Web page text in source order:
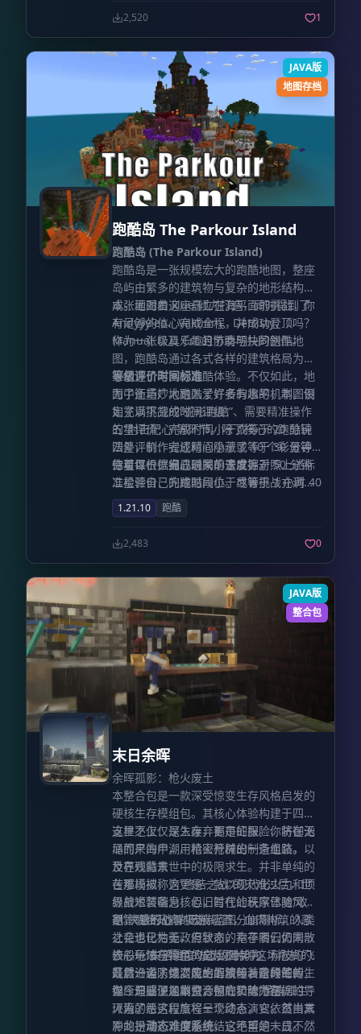
概览** * **完美复刻原版 Minecraft 的
项，包括自动调整模式。 * 具备多级缩放
功能，视野掌控随心所欲。 * 两种地图形
状可供选择：**方形或圆形**。 * **性能
优化卓越**，运行流畅度超越市面上绝大
多数同类竞品。 * 通过“更改位置”设置，
你可以将地图安置在屏幕的任意角落。甚
至支持以 1 像素为单位的微调，这在与其
他 UI 模组共存时尤为实用。 * 两种方块
颜色模式：**原版模式**（采用原版地图
颜色）和 **精准模式**（直接采用方块纹
理和生物群系的颜色）。你还可以在原版
模式下单独开启生物群系着色。 * 支持自
定义按键（默认为 Z 键）暂时放大地图，
以便更清晰地观察周围环境。**所有按键
绑定均位于原版控制菜单中。** 此外，你
还可以定制放大时的行为，例如让地图居
中显示或自动切换至最大缩放级别。 * 通
过“地形深度”和“地形坡度”设置，你可以自
定义地图的阴影效果，增强立体感。 * 与
**Xaero的世界地图 (Xaero's World
Map)** 完美兼容。默认情况下，它会直
接调用世界地图模组生成的纹理，而非重
复加载，从而在使用双模组时显著提升性
能。 * 支持服务端配置，并提供游戏内 UI
界面。你可以实时管控服务器上玩家使用
模组的权限。支持基于等级/权限系统的管
理
兼容 FTB Ranks、Odyssey Roles、
LuckPerms 以及通用权限 API。 * 支持通
过绑定特定物品来限制小地图的使用。例
如，在配置文件中添加
`minimapItemId:minecraft:compass`，
即可实现只有当玩家在快捷栏持有或装备
指南针时，小地图才会显示。 * 引入药水
效果机制，用于控制服务器/地图中玩家的
小地图功能权限。目前支持的效果包括：
`xaerominimap:no_minimap`（禁用地
图）、
雷达）、
`xaerominimap:no_waypoints`（禁用路
径点）、
`xaerominimap:no_cave_maps`（禁用
洞穴图）。这些效果默认为中性，但你也
可以通过在 ID 后添加 `_harmful`（如
`xaerominimap:no_entity_radar_harmful`）
将其指定为有害类型。 * 已被翻译成多种
语言，打破语言壁垒。 * 支持 **锁定北方
** 选项，停止地图旋转，转而用箭头指示
角色朝向。 * 得益于 **自动洞穴模式
**，无论是地表还是地下探索均能应对自
如。该模式在进入建筑物内部时也应能自
动激活。你可以自定义触发洞穴模式所需
的“实体屋顶”尺寸。例如，设置 3x3 及以
上的屋顶尺寸，可以防止你在砍树站在原
独属于空岛生活的悠闲与自在。
2,520 1
JAVA版
地图存档
跑酷岛 The Parkour Island
跑酷岛 (The Parkour Island)
跑酷岛是一张规模宏大的跑酷地图，整座
岛屿由繁多的建筑物与复杂的地形结构组
成。面对着这座矗立在海平面的挑战，你
有足够的信心完成全程，并成功登顶吗？
本张地图由 klue 倾力打造，同时得到了
Andyyyleo、Vaktinm、Detristy、
Manual 以及 Crt 的协助与共同创作。
作为一张极具乐趣且节奏明快的跑酷地
图，跑酷岛通过各式各样的建筑格局为玩
家创造了丰富的跑酷体验。不仅如此，地
图中还巧妙地融入了许多有趣的机制，例
如充满挑战的“蛇形跑酷”、需要精准操作
的“射击靶心”等环节。除了核心的跑酷玩
法外，制作者还精心隐藏了 10 个彩蛋等
待着每一位细心玩家前去发掘。
等级评价时间标准
为了衡量广大跑酷爱好者的水平，本图设
定了以下完成时间评级：
五星评价：完成时间小于或等于 20 分钟
四星评价：完成时间小于或等于 30 分钟
三星评价：完成时间小于或等于 50 分钟
二星评价：完成时间小于或等于 1 小时 40
分钟 一星评价：完成时间大于 1 小时 40
分钟
你可以根据自己通关的速度，对照上述标
准检验自己的跑酷段位。尽管挑战充满艰
辛，但请享受这场攀登之旅，向着顶峰进
发吧。
1.21.10 跑酷
2,483 0
JAVA版
整合包
末日余晖
余晖孤影：枪火废土
本整合包是一款深受惊变生存风格启发的
硬核生存模组包。其核心体验构建于四个
支柱之上：深入废弃都市的探险、防御汹
涌而来的尸潮、精密枪械的制造组装，以
及在残酷末世中的极限求生。并非单纯的
苦难模拟，这更是一款以现代化火力和顶
级战术装备为核心，旨在让玩家体验“收
割”快感的战斗爽游。
这里不仅仅是生存，更是征服。你将在无
尽的尸海中，用枪火开辟出一条血路。
世界观背景
在那场被称为“终结之战”的灾难过后，世
界曾短暂喘息，但旧时代的秩序已随风而
逝。联合政府的宏伟蓝图分崩离析，人类
社会退化为无政府状态，幸存者们如同散
沙般龟缩在零星的自治据点中。科技的飞
升曾许诺人类潜能的解放与装备的革新，
如今却成了加剧资源掠夺和势力割据的导
火索。
尽管“雏形心智”已被斩首，血肉构筑的恶
之花也已枯萎，但致命的孢子阴云仍未散
去——“失落维度”成为了封印这场危机的
最后一道防线。废土上流传着这样的传
说：只要深入巢穴，彻底铲除“菌群领主”
（为了给这段旅程一个终点，它依然由末
影龙扮演），便能终结这绝望的末日。然
核心玩法与特色 动态敌对势力
既然沿袭了惊变风格的精髓，阶段性的生
存压迫感便是本整合包的灵魂所在。
环境的恶劣程度将呈现动态演变。首当其
冲的是动态难度系统，它不再是一成不变